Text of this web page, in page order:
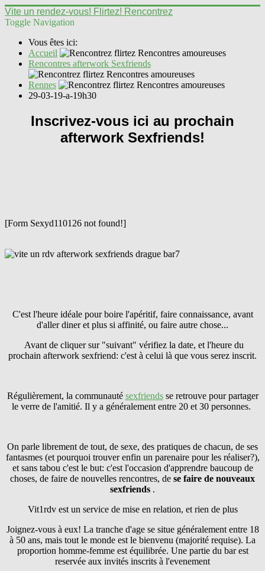
Vite un rendez-vous! Flirtez! Rencontrez
Toggle Navigation
Vous êtes ici:
Accueil
Rencontres afterwork Sexfriends
Rennes
29-03-19-a-19h30
Inscrivez-vous ici au prochain
afterwork Sexfriends!
[Form Sexyd110126 not found!]
C'est l'heure idéale pour boire l'apéritif, faire connaissance, avant
d'aller diner et plus si affinité, ou faire autre chose...
Avant de cliquer sur "suivant" vérifiez la date, et l'heure du
prochain afterwork sexfriend: c'est à celui là que vous serez inscrit.
Régulièrement, la communauté sexfriendsse retrouve pour partager
le verre de l'amitié. Il y a généralement entre 20 et 30 personnes.
On parle librement de tout, de sexe, des pratiques de chacun, de ses
fantasmes (et pourquoi trouver enfin un parenaire pour les réaliser?),
et sans tabou c'est le but: c'est l'occasion d'apprendre baucoup de
choses, de faire de nouvelles rencontres, de se faire de nouveaux
sexfriends .
Vit1rdv est un service de mise en relation, et rien de plus
Joignez-vous à eux! La tranche d'age se situe généralement entre 18
à 50 ans, mais tout le monde est le bienvenu (majorité requise). La
proportion homme-femme est équilibrée. Une partie du bar est
reservée aux invités inscrits à l'evenement